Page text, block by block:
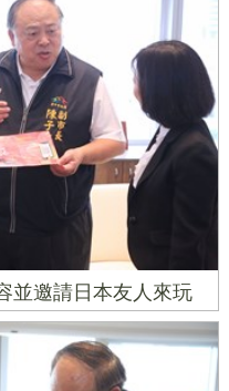
並邀請日本友人來玩